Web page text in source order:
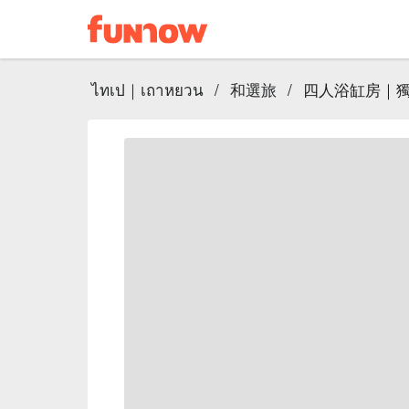
ไทเป｜เถาหยวน / 和選旅 / 四人浴缸房｜